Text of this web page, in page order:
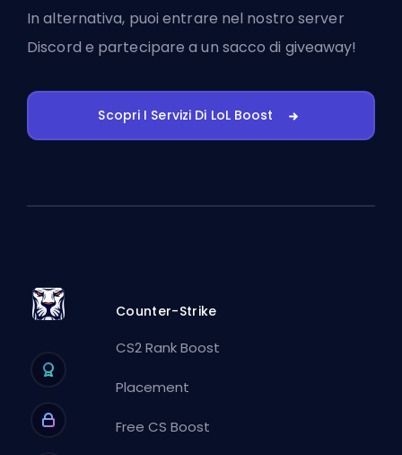
In alternativa, puoientrare nel nostro server
Discord e partecipare a un sacco di giveaway!
Scopri I Servizi Di LoL Boost
Counter-Strike
CS2 Rank Boost
Placement
Free CS Boost